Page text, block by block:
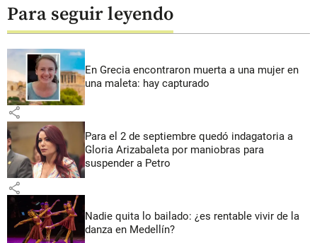
Para seguir leyendo
En Grecia encontraron muerta a una mujer en
una maleta: hay capturado
share
Para el 2 de septiembre quedó indagatoria a
Gloria Arizabaleta por maniobras para
suspender a Petro
share
Nadie quita lo bailado: ¿es rentable vivir de la
danza en Medellín?